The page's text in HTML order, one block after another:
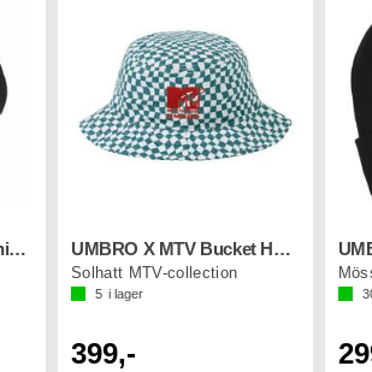
UMBRO Ara Fleece Beanie Svart UMBRO X MTV Bucket Hat Grön/Vit
Solhatt MTV-collection
5 i lager
399,-